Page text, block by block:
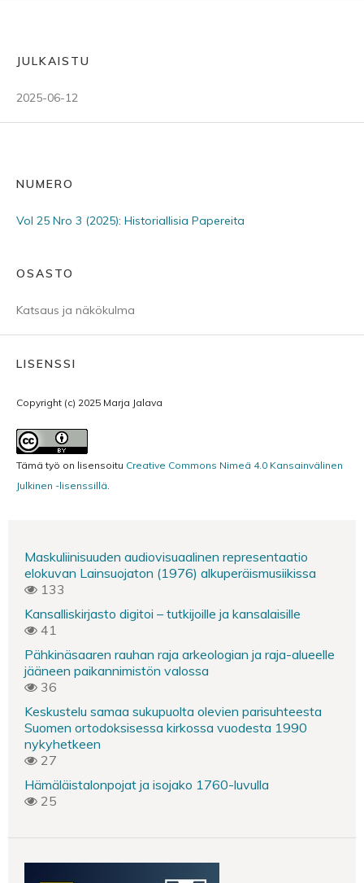
JULKAISTU
2025-06-12
NUMERO
Vol 25 Nro 3 (2025): Historiallisia Papereita
OSASTO
Katsaus ja näkökulma
LISENSSI
Copyright (c) 2025 Marja Jalava
Tämä työ on lisensoitu Creative Commons Nimeä 4.0 Kansainvälinen
Julkinen -lisenssillä.
Maskuliinisuuden audiovisuaalinen representaatio
elokuvan Lainsuojaton (1976) alkuperäismusiikissa
133
Kansalliskirjasto digitoi – tutkijoille ja kansalaisille
41
Pähkinäsaaren rauhan raja arkeologian ja raja-alueelle
jääneen paikannimistön valossa
36
Keskustelu samaa sukupuolta olevien parisuhteesta
Suomen ortodoksisessa kirkossa vuodesta 1990
nykyhetkeen
27
Hämäläistalonpojat ja isojako 1760-luvulla
25